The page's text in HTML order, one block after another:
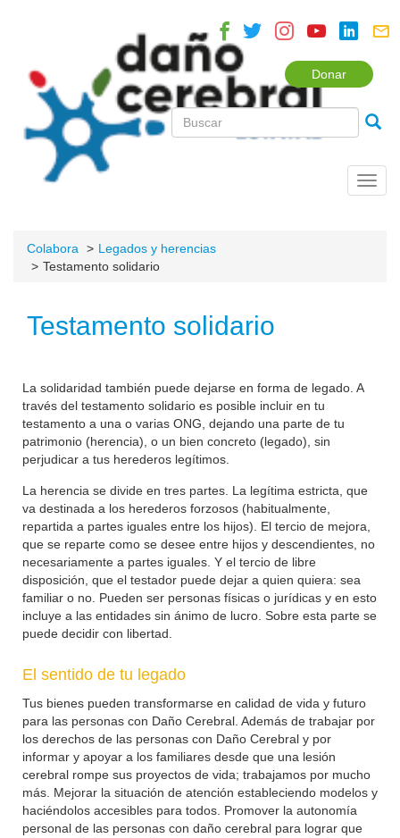
Donar
Colabora
Legados y herencias
Testamento solidario
Testamento solidario
La solidaridad también puede dejarse en forma de legado. A
través del testamento solidario es posible incluir en tu
testamento a una o varias ONG, dejando una parte de tu
patrimonio (herencia), o un bien concreto (legado), sin
perjudicar a tus herederos legítimos.
La herencia se divide en tres partes. La legítima estricta, que
va destinada a los herederos forzosos (habitualmente,
repartida a partes iguales entre los hijos). El tercio de mejora,
que se reparte como se desee entre hijos y descendientes, no
necesariamente a partes iguales. Y el tercio de libre
disposición, que el testador puede dejar a quien quiera: sea
familiar o no. Pueden ser personas físicas o jurídicas y en esto
incluye a las entidades sin ánimo de lucro. Sobre esta parte se
puede decidir con libertad.
El sentido de tu legado
Tus bienes pueden transformarse en calidad de vida y futuro
para las personas con Daño Cerebral. Además de trabajar por
los derechos de las personas con Daño Cerebral y por
informar y apoyar a los familiares desde que una lesión
cerebral rompe sus proyectos de vida; trabajamos por mucho
más. Mejorar la situación de atención estableciendo modelos y
haciéndolos accesibles para todos. Promover la autonomía
personal de las personas con daño cerebral para lograr que